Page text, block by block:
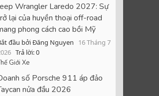
Wrangler Laredo 2027: Sự
lại của huyền thoại off-road
phong cách cao bồi Mỹ
đầu bởi Đăng Nguyen
16 Tháng 7
Trả lời: 0
Giới Xe
số Porsche 911 áp đảo
nửa đầu 2026